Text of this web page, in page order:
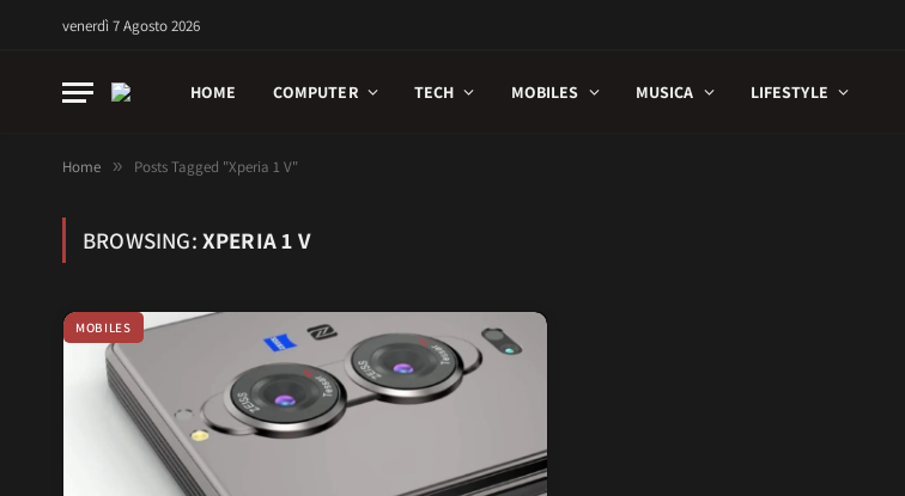
venerdì 7 Agosto 2026
HOME COMPUTER TECH MOBILES MUSICA LIFESTYLE
Home » Posts Tagged "Xperia 1 V"
BROWSING: XPERIA 1 V
MOBILES